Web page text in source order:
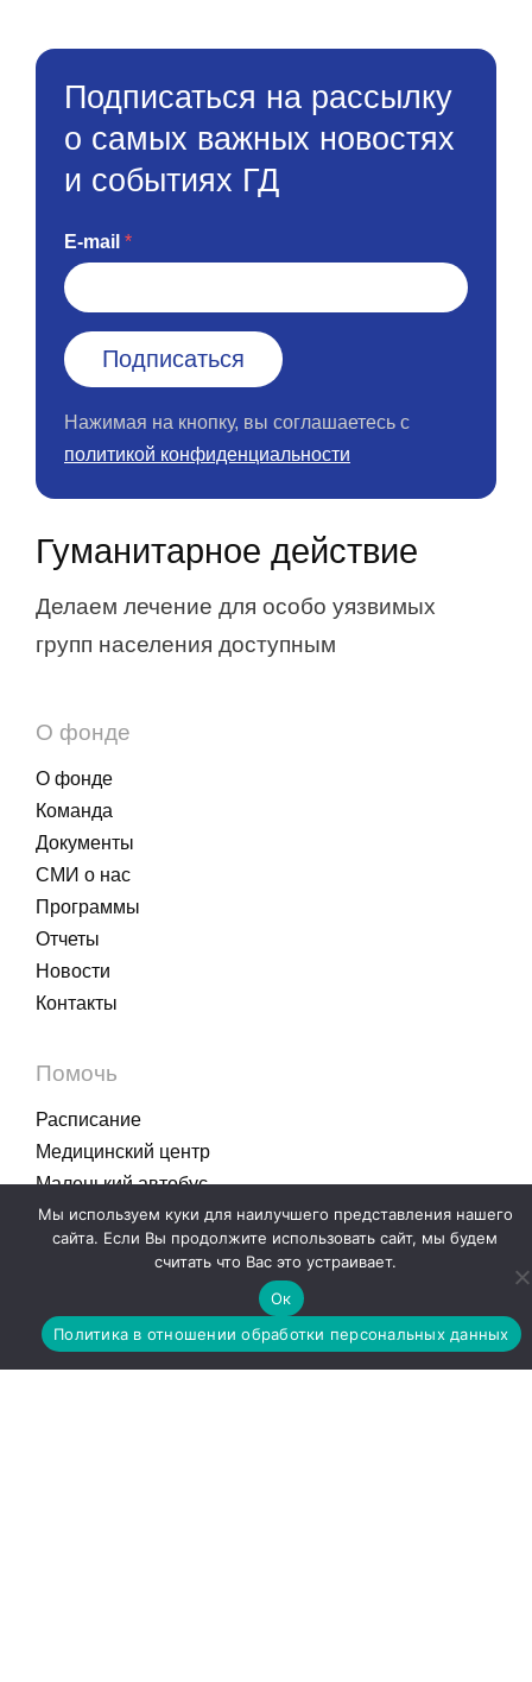
Подписаться на рассылку
о самых важных новостях
и событиях ГД
E-mail
Нажимая на кнопку, вы соглашаетесь с
политикой конфиденциальности
Гуманитарное действие
Делаем лечение для особо уязвимых
групп населения доступным
О фонде
О фонде
Команда
Документы
СМИ о нас
Программы
Отчеты
Новости
Контакты
Помочь
Расписание
Медицинский центр
Маленький автобус
Политика обработки ПД
Мы используем куки для наилучшего представления нашего
сайта. Если Вы продолжите использовать сайт, мы будем
считать что Вас это устраивает.
Ок
Политика в отношении обработки персональных данных